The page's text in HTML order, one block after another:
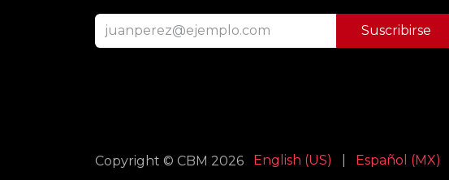
Suscribirse
Copyright © CBM 2026 English (US) Español (MX)